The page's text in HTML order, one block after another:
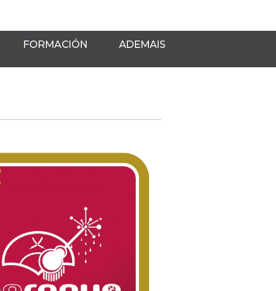
FORMACIÓN ADEMAIS